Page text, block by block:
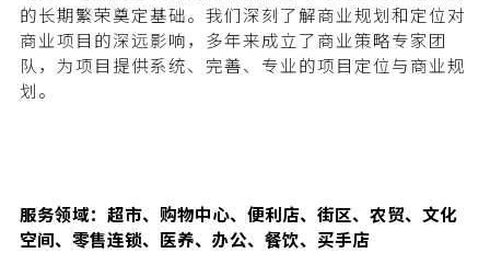
的长期繁荣奠定基础。我们深刻了解商业规划和定位对
商业项目的深远影响，多年来成立了商业策略专家团
队，为项目提供系统、完善、专业的项目定位与商业规
划。
服务领域：超市、购物中心、便利店、街区、农贸、文化
空间、零售连锁、医养、办公、餐饮、买手店